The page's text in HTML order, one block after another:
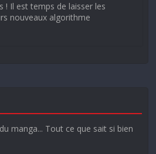
! Il est temps de laisser les
nouveaux algorithme
manga... Tout ce que sait si bien